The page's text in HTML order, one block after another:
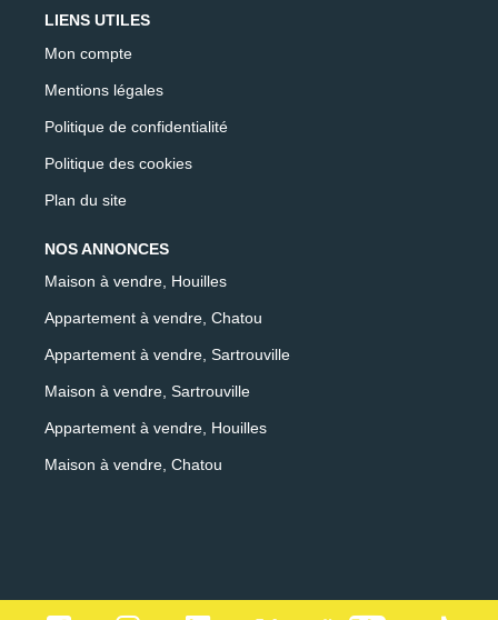
LIENS UTILES
Mon compte
Mentions légales
Politique de confidentialité
Politique des cookies
Plan du site
NOS ANNONCES
Maison à vendre, Houilles
Appartement à vendre, Chatou
Appartement à vendre, Sartrouville
Maison à vendre, Sartrouville
Appartement à vendre, Houilles
Maison à vendre, Chatou